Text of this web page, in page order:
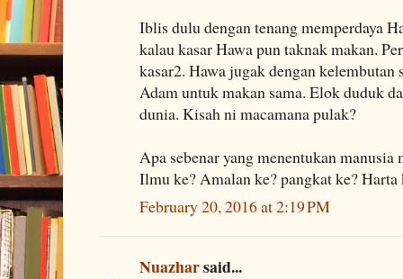
Iblis dulu dengan tenang memperdaya
kalau kasar Hawa pun taknak makan.
kasar2. Hawa jugak dengan kelembutan
Adam untuk makan sama. Elok duduk
dunia. Kisah ni macamana pulak?
Apa sebenar yang menentukan manusia
Ilmu ke? Amalan ke? pangkat ke?
February 20, 2016 at 2:19 PM
Nuazharsaid...